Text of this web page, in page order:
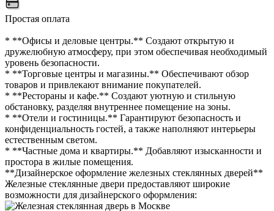
Простая оплата
* **Офисы и деловые центры.** Создают открытую и
дружелюбную атмосферу, при этом обеспечивая необходимый
уровень безопасности.
* **Торговые центры и магазины.** Обеспечивают обзор
товаров и привлекают внимание покупателей.
* **Рестораны и кафе.** Создают уютную и стильную
обстановку, разделяя внутреннее помещение на зоны.
* **Отели и гостиницы.** Гарантируют безопасность и
конфиденциальность гостей, а также наполняют интерьеры
естественным светом.
* **Частные дома и квартиры.** Добавляют изысканности и
простора в жилые помещения.
**Дизайнерское оформление железных стеклянных дверей**
Железные стеклянные двери предоставляют широкие
возможности для дизайнерского оформления: